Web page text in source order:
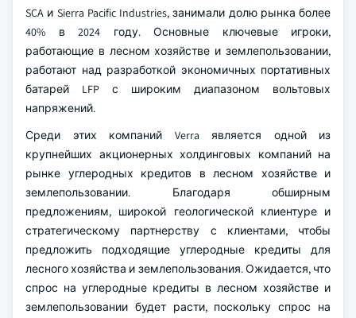
SCA и Sierra Pacific Industries, занимали долю рынка более
40% в 2024 году. Основные ключевые игроки,
работающие в лесном хозяйстве и землепользовании,
работают над разработкой экономичных портативных
батарей LFP с широким диапазоном вольтовых
напряжений.
Среди этих компаний Verra является одной из
крупнейших акционерных холдинговых компаний на
рынке углеродных кредитов в лесном хозяйстве и
землепользовании. Благодаря обширным
предложениям, широкой геологической клиентуре и
стратегическому партнерству с клиентами, чтобы
предложить подходящие углеродные кредиты для
лесного хозяйства и землепользования. Ожидается, что
спрос на углеродные кредиты в лесном хозяйстве и
землепользовании будет расти, поскольку спрос на